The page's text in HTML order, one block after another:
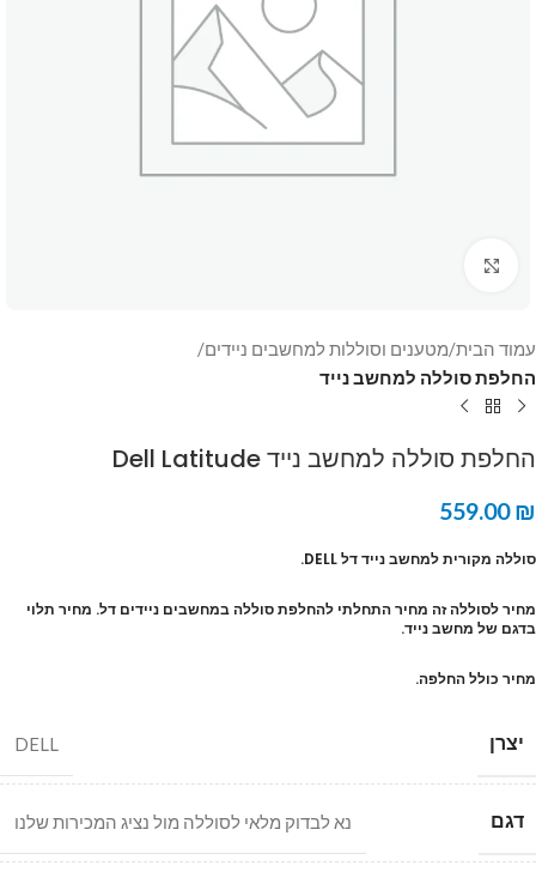
עמוד הבית מטענים וסוללות למחשבים ניידים
החלפת סוללה למחשב נייד
החלפת סוללה למחשב נייד Dell Latitude
559.00₪
סוללה מקורית למחשב נייד דל DELL.
מחיר לסוללה זה מחיר התחלתי להחלפת סוללה במחשבים ניידים דל. מחיר תלוי
בדגם של מחשב נייד.
מחיר כולל החלפה.
יצרן DELL
דגם נא לבדוק מלאי לסוללה מול נציג המכירות שלנו